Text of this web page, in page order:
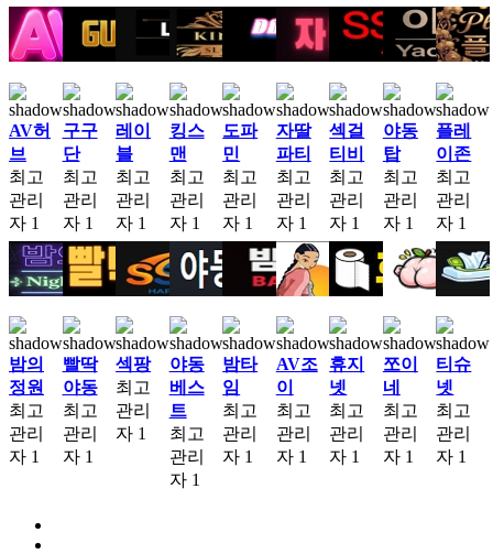
AV허
브
최고
관리
자 1
구구
단
최고
관리
자 1
레이
블
최고
관리
자 1
킹스
맨
최고
관리
자 1
도파
민
최고
관리
자 1
자딸
파티
최고
관리
자 1
섹걸
티비
최고
관리
자 1
야동
탑
최고
관리
자 1
플레
이존
최고
관리
자 1
밤의
정원
최고
관리
자 1
빨딱
야동
최고
관리
자 1
섹팡
최고
관리
자 1
야동
베스
트
최고
관리
자 1
밤타
임
최고
관리
자 1
AV조
이
최고
관리
자 1
휴지
넷
최고
관리
자 1
쪼이
네
최고
관리
자 1
티슈
넷
최고
관리
자 1